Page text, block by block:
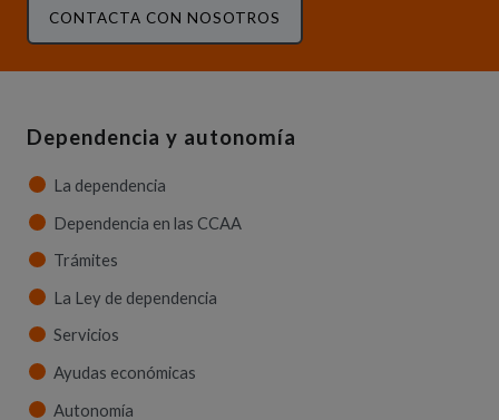
CONTACTA CON NOSOTROS
Dependencia y autonomía
La dependencia
Dependencia en las CCAA
Trámites
La Ley de dependencia
Servicios
Ayudas económicas
Autonomía